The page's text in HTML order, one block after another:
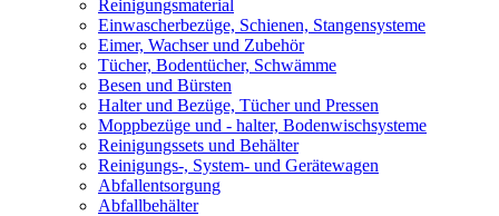
Reinigungsmaterial
Einwascherbezüge, Schienen, Stangensysteme
Eimer, Wachser und Zubehör
Tücher, Bodentücher, Schwämme
Besen und Bürsten
Halter und Bezüge, Tücher und Pressen
Moppbezüge und - halter, Bodenwischsysteme
Reinigungssets und Behälter
Reinigungs-, System- und Gerätewagen
Abfallentsorgung
Abfallbehälter